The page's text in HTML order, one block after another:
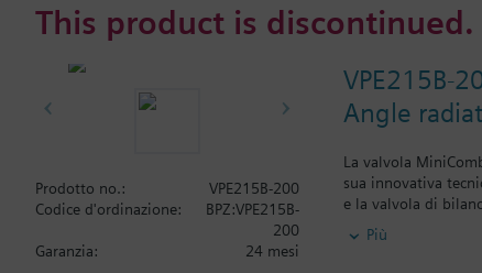
This product is discontinued.
VPE215B-
Angle
La valvola
sua innovativa
e la valvola di
regolazione del
valvole di
Più
Prodotto no.:
VPE215B-200
Codice d'ordinazione:
BPZ:VPE215B-
200
Garanzia:
24 mesi